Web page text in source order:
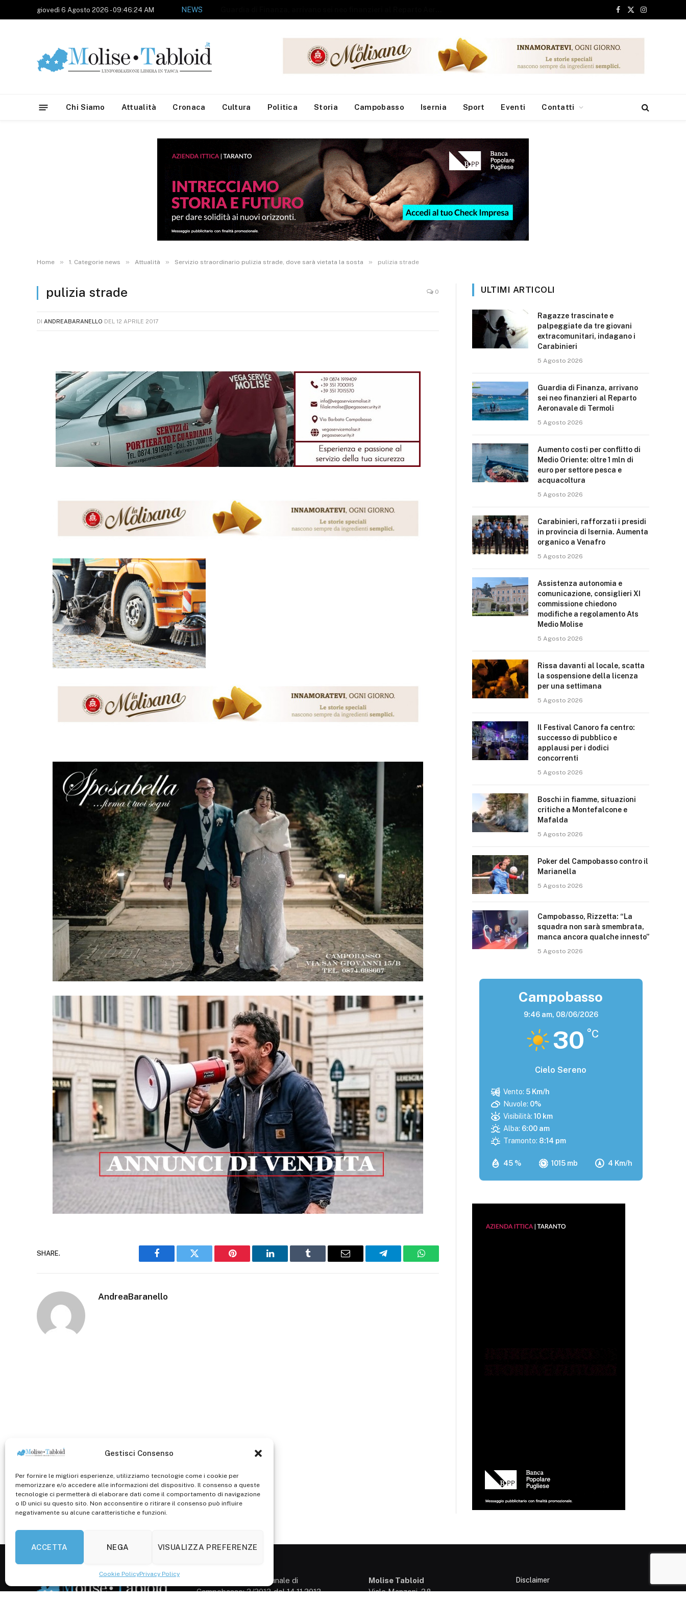
Gestisci Consenso
Per fornire le migliori esperienze, utilizziamo tecnologie come i cookie per
memorizzare e/o accedere alle informazioni del dispositivo. Il consenso a queste
tecnologie ci permetterà di elaborare dati come il comportamento di navigazione
o ID unici su questo sito. Non acconsentire o ritirare il consenso può influire
negativamente su alcune caratteristiche e funzioni.
ACCETTA NEGA VISUALIZZA PREFERENZE
Cookie PolicyPrivacy Policy
giovedì 6 Agosto 2026 - 09:46:24 AM NEWS
Facebook
X
Instagram
Chi Siamo Attualità Cronaca Cultura Politica Storia Campobasso Isernia Sport Eventi Contatti
Home » 1. Categorie news » Attualità » Servizio straordinario pulizia strade, dove sarà vietata la sosta » pulizia strade
pulizia strade 0
DI ANDREABARANELLO DEL 12 APRILE 2017
SHARE.
Facebook Twitter Pinterest LinkedIn Tumblr Email Telegram WhatsApp
AndreaBaranello
ULTIMI ARTICOLI
Ragazze trascinate e
palpeggiate da tre giovani
extracomunitari, indagano i
Carabinieri
5 Agosto 2026
Guardia di Finanza, arrivano
sei neo finanzieri al Reparto
Aeronavale di Termoli
5 Agosto 2026
Aumento costi per conflitto di
Medio Oriente: oltre 1 mln di
euro per settore pesca e
acquacoltura
5 Agosto 2026
Carabinieri, rafforzati i presidi
in provincia di Isernia. Aumenta
organico a Venafro
5 Agosto 2026
Assistenza autonomia e
comunicazione, consiglieri XI
commissione chiedono
modifiche a regolamento Ats
Medio Molise
5 Agosto 2026
Rissa davanti al locale, scatta
la sospensione della licenza
per una settimana
5 Agosto 2026
Il Festival Canoro fa centro:
successo di pubblico e
applausi per i dodici
concorrenti
5 Agosto 2026
Boschi in fiamme, situazioni
critiche a Montefalcone e
Mafalda
5 Agosto 2026
Poker del Campobasso contro il
Marianella
5 Agosto 2026
Campobasso, Rizzetta: “La
squadra non sarà smembrata,
manca ancora qualche innesto”
5 Agosto 2026
Campobasso
9:46 am, 08/06/2026
30 °C
Cielo Sereno
45 % 1015 mb 4 Km/h
Vento: 5 Km/h
Nuvole: 0%
Visibilità: 10 km
Alba: 6:00 am
Tramonto: 8:14 pm
Registr. presso il Tribunale di
Campobasso: 3/2013 del 14.11.2013,
Molise Tabloid
Viale Manzoni, 38
Disclaimer